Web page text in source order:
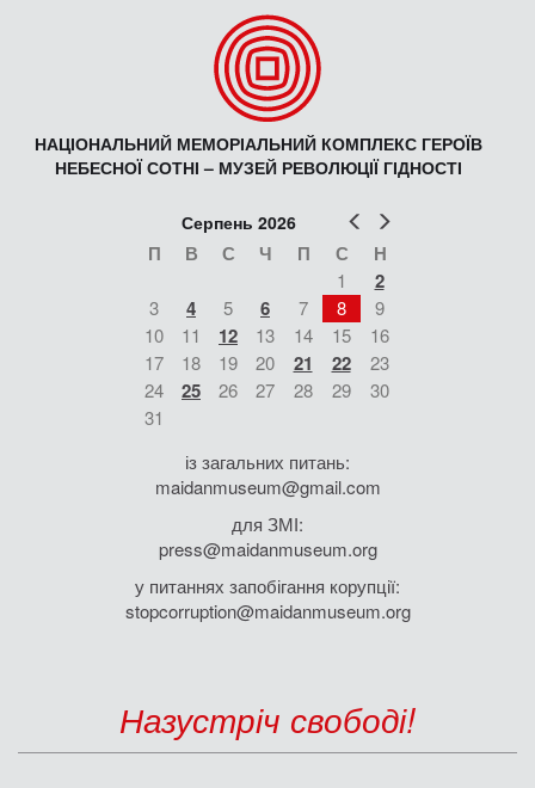
НАЦІОНАЛЬНИЙ МЕМОРІАЛЬНИЙ КОМПЛЕКС ГЕРОЇВ
НЕБЕСНОЇ СОТНІ – МУЗЕЙ РЕВОЛЮЦІЇ ГІДНОСТІ
Попер
Серпень 2026
П В С Ч П С Н
1 2
3 4 5 6 7 8
9
10
11 12 13 14 15
16
17
18 19 20 21 22
23
24
25 26 27 28 29
30
31
із загальних питань:
maidanmuseum@gmail.com
для ЗМІ:
press@maidanmuseum.org
у питаннях запобігання корупції:
stopcorruption@maidanmuseum.org
Назустріч свободі!